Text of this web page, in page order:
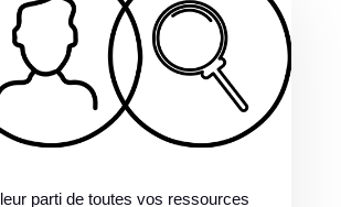
parti de toutes vos ressources